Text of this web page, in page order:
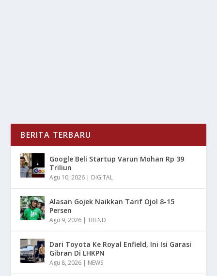
BERITA TERBARU
Google Beli Startup Varun Mohan Rp 39
Triliun
Agu 10, 2026 | DIGITAL
Alasan Gojek Naikkan Tarif Ojol 8-15
Persen
Agu 9, 2026 |TREND
Dari Toyota Ke Royal Enfield, Ini Isi Garasi
Gibran Di LHKPN
Agu 8, 2026 | NEWS